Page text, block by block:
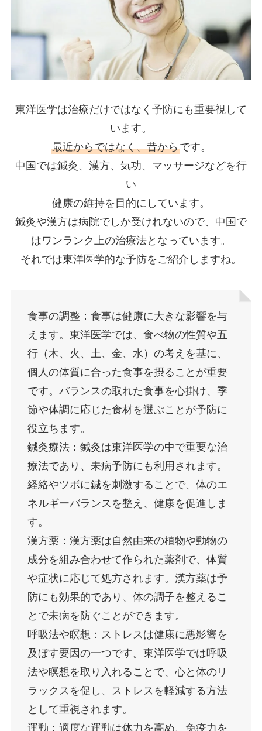
東洋医学は治療だけではなく予防にも重要視して
います。
最近からではなく、昔からです。
中国では鍼灸、漢方、気功、マッサージなどを行
い
健康の維持を目的にしています。
鍼灸や漢方は病院でしか受けれないので、中国で
はワンランク上の治療法となっています。
それでは東洋医学的な予防をご紹介しますね。
食事の調整：食事は健康に大きな影響を与
えます。東洋医学では、食べ物の性質や五
行（木、火、土、金、水）の考えを基に、
個人の体質に合った食事を摂ることが重要
です。バランスの取れた食事を心掛け、季
節や体調に応じた食材を選ぶことが予防に
役立ちます。
鍼灸療法：鍼灸は東洋医学の中で重要な治
療法であり、未病予防にも利用されます。
経絡やツボに鍼を刺激することで、体のエ
ネルギーバランスを整え、健康を促進しま
す。
漢方薬：漢方薬は自然由来の植物や動物の
成分を組み合わせて作られた薬剤で、体質
や症状に応じて処方されます。漢方薬は予
防にも効果的であり、体の調子を整えるこ
とで未病を防ぐことができます。
呼吸法や瞑想：ストレスは健康に悪影響を
及ぼす要因の一つです。東洋医学では呼吸
法や瞑想を取り入れることで、心と体のリ
ラックスを促し、ストレスを軽減する方法
として重視されます。
運動：適度な運動は体力を高め、免疫力を